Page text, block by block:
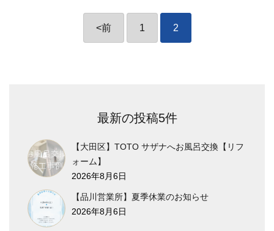
<前 1 2
最新の投稿5件
【大田区】TOTO サザナへお風呂交換【リフ
ォーム】
2026年8月6日
【品川営業所】夏季休業のお知らせ
2026年8月6日